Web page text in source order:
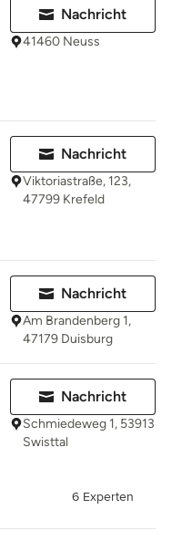
Nachricht
41460 Neuss
Nachricht
Viktoriastraße, 123,
47799 Krefeld
Nachricht
Am Brandenberg 1,
47179 Duisburg
Nachricht
Schmiedeweg 1, 53913
Swisttal
6 Experten